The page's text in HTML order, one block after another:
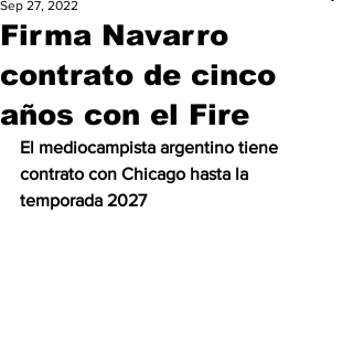
Firma Navarro
contrato de cinco
años con el Fire
Sep 27, 2022
El mediocampista argentino tiene
contrato con Chicago hasta la
temporada 2027